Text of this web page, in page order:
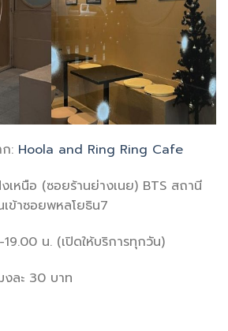
: Hoola and Ring Ring Cafe
หนือ (ซอยร้านย่างเนย) BTS สถานี
ข้าซอยพหลโยธิน7
19.00 น. (เปิดให้บริการทุกวัน)
งละ 30 บาท